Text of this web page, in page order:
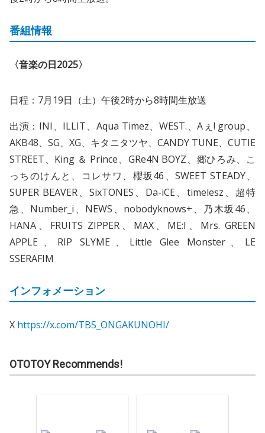
番組情報
〈音楽の日2025〉
日程：7月19日（土）午後2時から8時間生放送
出演：INI、ILLIT、Aqua Timez、WEST.、Aぇ! group、
AKB48、SG、XG、キタニタツヤ、CANDY TUNE、CUTIE
STREET、King ＆ Prince、GRe4N BOYZ、郷ひろみ、こ
っちのけんと、コレサワ、櫻坂46、SWEET STEADY、
SUPER BEAVER、SixTONES、Da-iCE、timelesz、超特
急、Number_i、NEWS、nobodyknows+、乃木坂46、
HANA、FRUITS ZIPPER、MAX、ME:I、Mrs. GREEN
APPLE、RIP SLYME、Little Glee Monster、LE
SSERAFIM
インフォメーション
X https://x.com/TBS_ONGAKUNOHI/
OTOTOY Recommends!